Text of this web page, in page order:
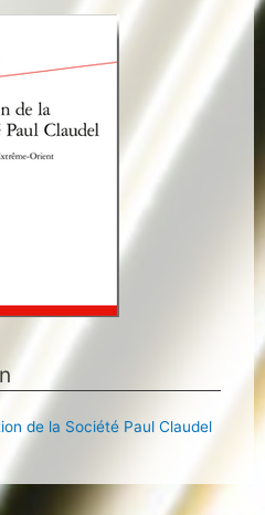
de la Société Paul Claudel